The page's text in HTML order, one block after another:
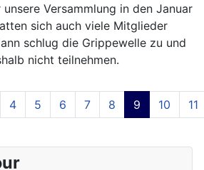
Versammlung in den Januar
sich auch viele Mitglieder
schlug die Grippewelle zu und
nicht teilnehmen.
Seite 9 von 11
4 5 6 7 8 9 10 11